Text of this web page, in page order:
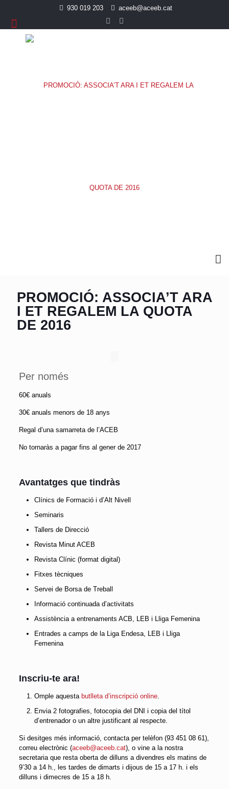
930 019 203 aceeb@aceeb.cat
PROMOCIÓ: ASSOCIA’T ARA
I ET REGALEM LA QUOTA
DE 2016
Per només
60€ anuals
30€ anuals menors de 18 anys
Regal d’una samarreta de l’ACEB
No tornaràs a pagar fins al gener de 2017
Avantatges que tindràs
Clínics de Formació i d’Alt Nivell
Seminaris
Tallers de Direcció
Revista Minut ACEB
Revista Clínic (format digital)
Fitxes tècniques
Servei de Borsa de Treball
Informació continuada d’activitats
Assistència a entrenaments ACB, LEB i Lliga Femenina
Entrades a camps de la Liga Endesa, LEB i Lliga
Femenina
Inscriu-te ara!
Omple aquesta butlleta d’inscripció online.
Envia 2 fotografies, fotocopia del DNI i copia del títol
d’entrenador o un altre justificant al respecte.
Si desitges més informació, contacta per telèfon (93 451 08 61),
correu electrònic (aceeb@aceeb.cat), o vine a la nostra
secretaria que resta oberta de dilluns a divendres els matins de
9’30 a 14 h., les tardes de dimarts i dijous de 15 a 17 h. i els
dilluns i dimecres de 15 a 18 h.